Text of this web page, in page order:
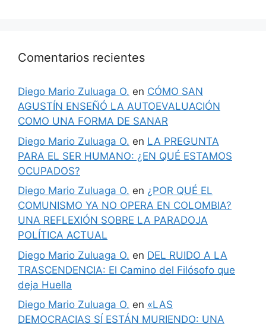
Comentarios recientes
Diego Mario Zuluaga O. en CÓMO SAN
AGUSTÍN ENSEÑÓ LA AUTOEVALUACIÓN
COMO UNA FORMA DE SANAR
Diego Mario Zuluaga O. en LA PREGUNTA
PARA EL SER HUMANO: ¿EN QUÉ ESTAMOS
OCUPADOS?
Diego Mario Zuluaga O. en ¿POR QUÉ EL
COMUNISMO YA NO OPERA EN COLOMBIA?
UNA REFLEXIÓN SOBRE LA PARADOJA
POLÍTICA ACTUAL
Diego Mario Zuluaga O. en DEL RUIDO A LA
TRASCENDENCIA: El Camino del Filósofo que
deja Huella
Diego Mario Zuluaga O. en «LAS
DEMOCRACIAS SÍ ESTÁN MURIENDO: UNA